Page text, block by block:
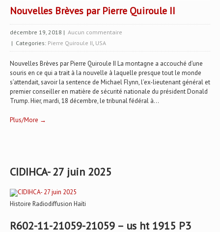
Nouvelles Brèves par Pierre Quiroule II
décembre 19, 2018 | Aucun commentaire
| Categories: Pierre Quiroule II, USA
Nouvelles Brèves par Pierre Quiroule II La montagne a accouché d’une
souris en ce qui a trait à la nouvelle à laquelle presque tout le monde
s’attendait, savoir la sentence de Michael Flynn, l’ex-lieutenant général et
premier conseiller en matière de sécurité nationale du président Donald
Trump. Hier, mardi, 18 décembre, le tribunal fédéral à...
Plus/More →
CIDIHCA- 27 juin 2025
Histoire Radiodiffusion Haïti
R602-11-21059-21059 – us ht 1915 P3